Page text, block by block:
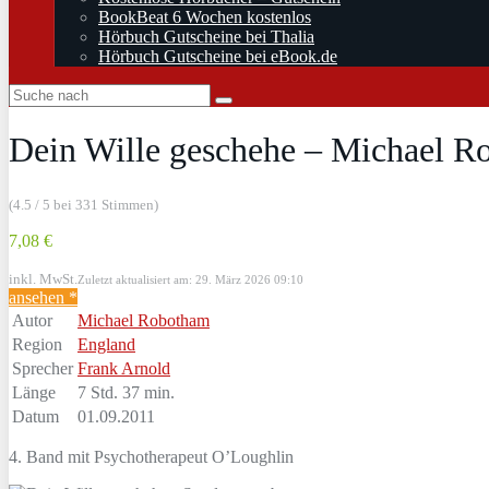
BookBeat 6 Wochen kostenlos
Hörbuch Gutscheine bei Thalia
Hörbuch Gutscheine bei eBook.de
Dein Wille geschehe – Michael
(4.5 / 5 bei 331 Stimmen)
7,08 €
inkl. MwSt. Zuletzt aktualisiert am: 29. März 2026 09:10
ansehen *
Autor
Michael Robotham
Region
England
Sprecher Frank Arnold
Länge
7 Std. 37 min.
Datum
01.09.2011
4. Band mit Psychotherapeut O’Loughlin